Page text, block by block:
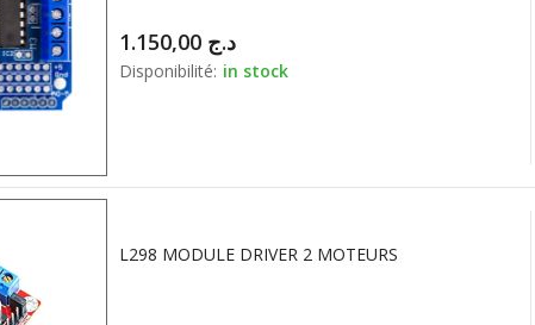
د.ج
Disponibilité: in stock
L298 MODULE DRIVER 2 MOTEURS